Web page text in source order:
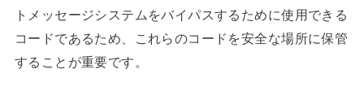
トメッセージシステムをバイパスするために使用できる
コードであるため、これらのコードを安全な場所に保管
することが重要です。